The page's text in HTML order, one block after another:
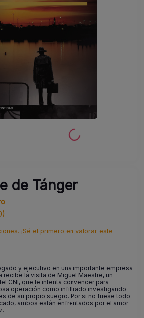
de Tánger
¡Sé el primero en valorar este
y ejecutivo en una importante empresa
recibe la visita de Miguel Maestre, un
CNI, que le intenta convencer para
operación como infiltrado investigando
de su propio suegro. Por si no fuese todo
ambos están enfrentados por el amor